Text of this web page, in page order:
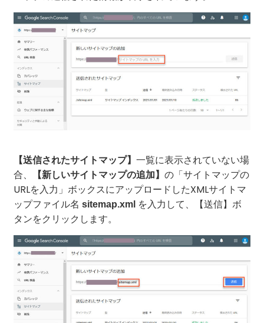
【送信されたサイトマップ】一覧に表示されていない場
合、
【新しいサイトマップの追加】の「サイトマップの
URLを入力」ボックスにアップロードしたXMLサイトマ
ップファイル名sitemap.xml を入力して、【送信】ボ
タンをクリックします。